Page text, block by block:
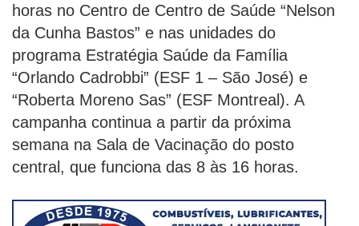
horas no Centro de Centro de Saúde “Nelson
da Cunha Bastos” e nas unidades do
programa Estratégia Saúde da Família
“Orlando Cadrobbi” (ESF 1 – São José) e
“Roberta Moreno Sas” (ESF Montreal). A
campanha continua a partir da próxima
semana na Sala de Vacinação do posto
central, que funciona das 8 às 16 horas.